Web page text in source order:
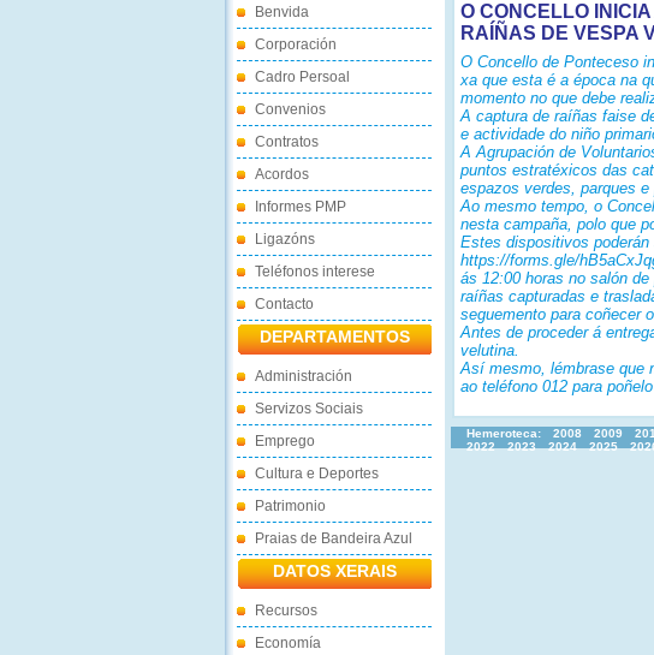
Benvida
Corporación
Cadro Persoal
Convenios
Contratos
Acordos
Informes PMP
Ligazóns
Teléfonos interese
Contacto
DEPARTAMENTOS
Administración
Servizos Sociais
Emprego
Cultura e Deportes
Patrimonio
Praias de Bandeira Azul
DATOS XERAIS
Recursos
Economía
O CONCELLO
RAÍÑAS DE VESPA
O Concello de Ponteceso
xa que esta é a época na
momento no que debe
A captura de raíñas faise
e actividade do niño
A Agrupación de
puntos estratéxicos das
espazos verdes, parques e
Ao mesmo tempo, o
nesta campaña, polo que
Estes dispositivos
https://forms.gle/
ás 12:00 horas no salón
raíñas capturadas e
seguemento para coñecer
Antes de proceder á
velutina.
Así mesmo, lémbrase que
ao teléfono 012 para
Hemeroteca: 2008 2009
2022
2023 2024 2025